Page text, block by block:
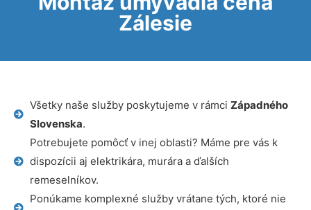
Zálesie
Všetky naše služby poskytujeme v rámci Západného
Slovenska.
Potrebujete pomôcť v inej oblasti? Máme pre vás k
dispozícii aj elektrikára, murára a ďalších
remeselníkov.
Ponúkame komplexné služby vrátane tých, ktoré nie